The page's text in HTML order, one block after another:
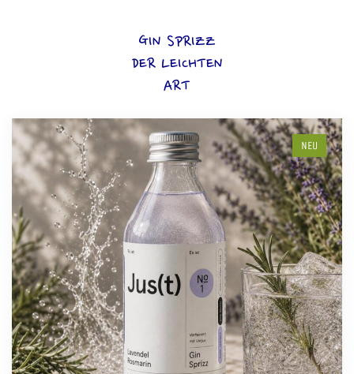
GIN SPRIZZ
DER LEICHTEN
ART
NEU